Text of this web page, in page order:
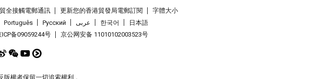
全接觸電郵通訊 更新您的香港貿發局電郵訂閱
字體大小
Português Pусский عربى 한국어
日本語
ICP备09059244号 京公网安备 11010102003523号
權者保留一切追索權利 。